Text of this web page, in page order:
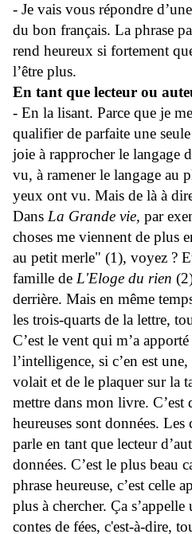
- Je vais vous répondre
du bon français. La phrase
rend heureux si fortement
l’être plus.
En tant que lecteur ou
- En la lisant. Parce que je
qualifier de parfaite une seule
joie à rapprocher le langage
vu, à ramener le langage au
yeux ont vu. Mais de là à
Dans La Grande vie, par
choses me viennent de plus
au petit merle" (1), voyez ?
famille de L'Eloge du rien
derrière. Mais en même
les trois-quarts de la lettre,
C’est le vent qui m’a apporté
l’intelligence, si c’en est
volait et de le plaquer sur la
mettre dans mon livre. C’est
heureuses sont données. Les
parle en tant que lecteur
données. C’est le plus beau
phrase heureuse, c’est celle
plus à chercher. Ça
contes de fées, c'est-à-dire,